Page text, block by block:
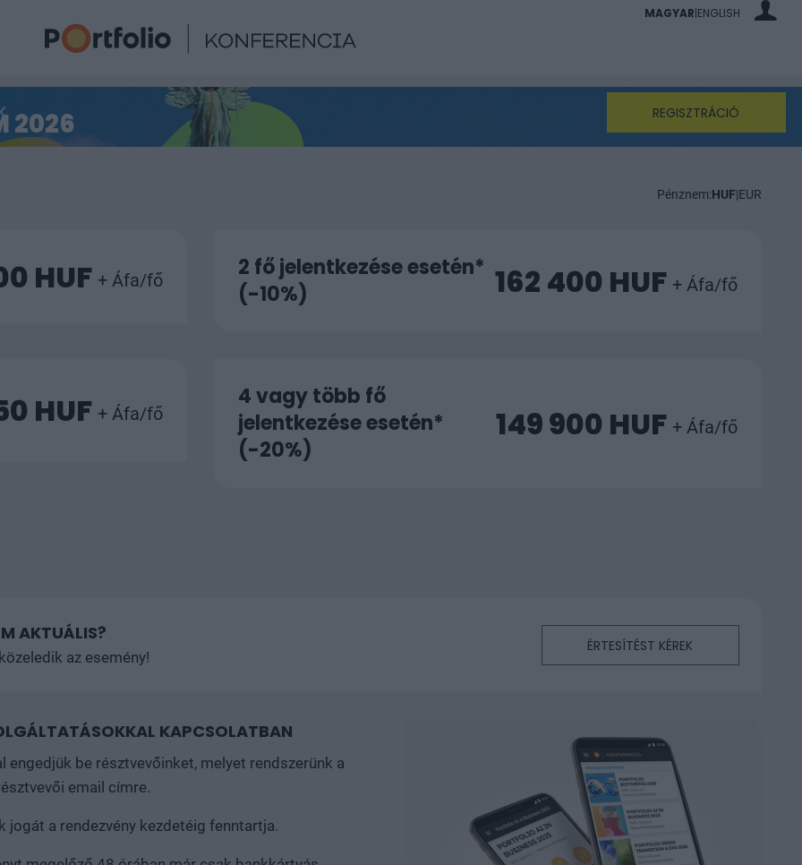
MAGYAR|ENGLISH
REGISZTRÁCIÓ
2026
Pénznem:HUF|EUR
HUF + Áfa/fő
2 fő jelentkezése esetén*
(-10%)
162 400 HUF + Áfa/fő
HUF + Áfa/fő
4 vagy több fő
jelentkezése esetén*
(-20%)
149 900 HUF + Áfa/fő
AKTUÁLIS?
az esemény!
ÉRTESÍTÉST KÉREK
KAPCSOLATBAN
be résztvevőinket, melyet rendszerünk a
email címre.
a rendezvény kezdetéig fenntartja.